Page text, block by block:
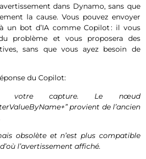
dans Dynamo, sans que
la cause. Vous pouvez envoyer
un bot d’IA comme Copilot : il vous
problème et vous proposera des
sans que vous ayez besoin de
du Copilot:
votre capture. Le nœud
provient de l’ancien
obsolète et n’est plus compatible
l’avertissement affiché.